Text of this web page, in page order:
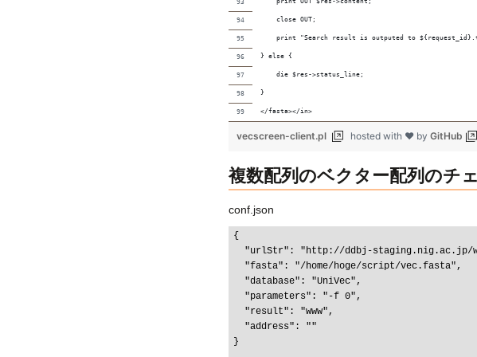
    close OUT;
print "Search result is outputed to
} else {
    die $res->status_line;
}
</fasta></in>
vecscreen-client.pl hosted with ❤ by GitHub
複数配列のベクター配列のチ
conf.json
{
}